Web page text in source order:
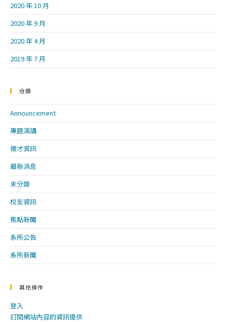
2020 年 10 月
2020 年 9 月
2020 年 4 月
2019 年 7 月
分類
Announcement
專題演講
徵才資訊
最新消息
未分類
校友資訊
焦點新聞
系所公告
系所新聞
其他操作
登入
訂閱網站內容的資訊提供